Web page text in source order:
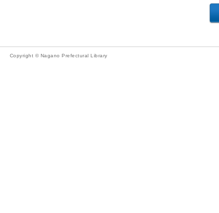
Copyright © Nagano Prefectural Library